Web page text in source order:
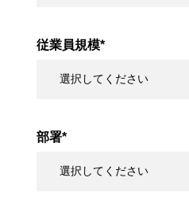
従業員規模*
部署*